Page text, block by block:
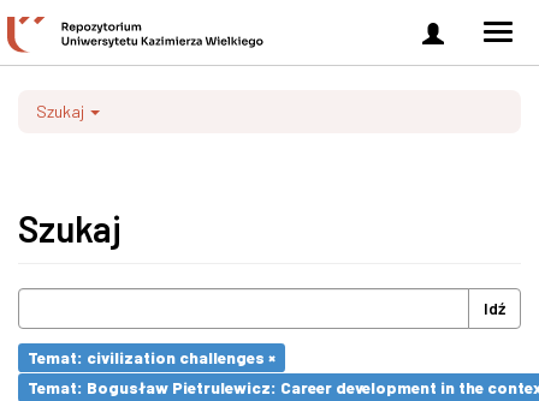
Zaloguj
się
Szukaj
Szukaj
Idź
Temat: civilization challenges ×
Temat: Bogusław Pietrulewicz: Career development in the